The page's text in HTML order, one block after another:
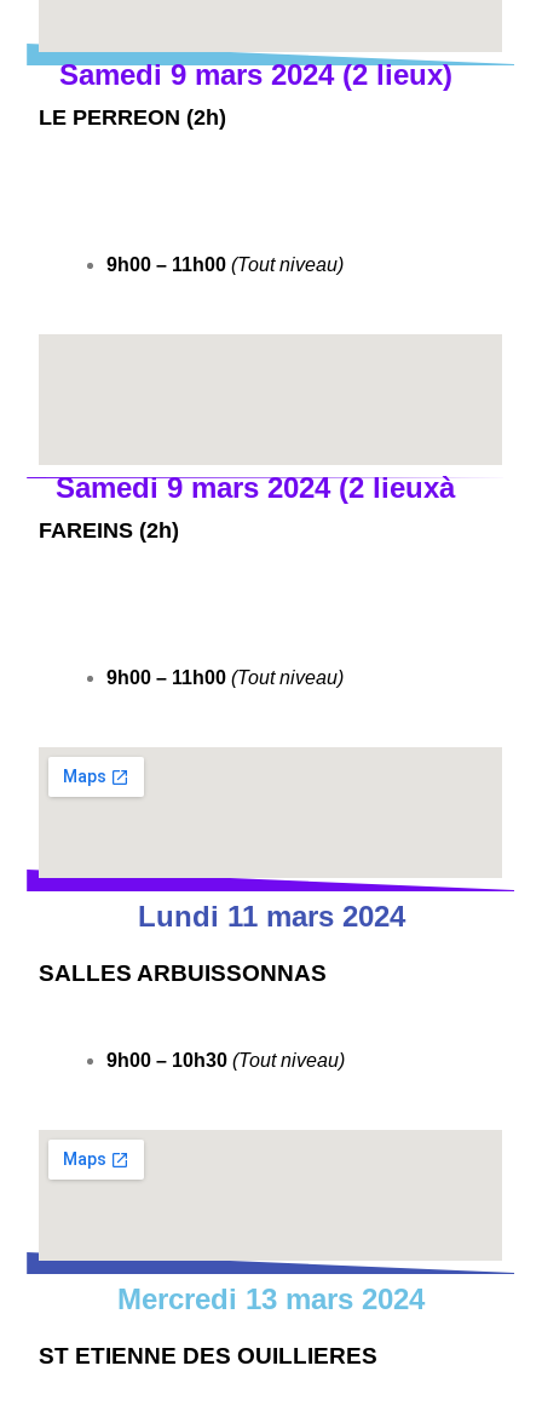
Samedi 9 mars 2024 (2 lieux)
LE PERREON (2h)
9h00 – 11h00(Tout niveau)
Samedi 9 mars 2024 (2 lieuxà
FAREINS (2h)
9h00 – 11h00(Tout niveau)
Lundi 11 mars 2024
SALLES ARBUISSONNAS
9h00 – 10h30(Tout niveau)
Mercredi 13 mars 2024
ST ETIENNE DES OUILLIERES